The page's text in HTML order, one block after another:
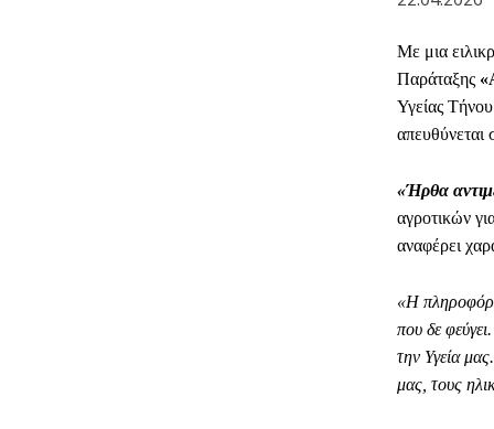
Με μια
Παράταξης
Υγείας
απευθύνεται
«Ήρθα
αγροτικών
αναφέρει
«H
που δε
την Υγεία
μας, τους